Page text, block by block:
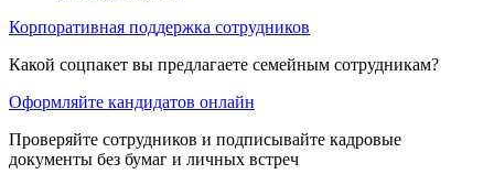
Корпоративная поддержка сотрудников
Какой соцпакет вы предлагаете семейным сотрудникам?
Оформляйте кандидатов онлайн
Проверяйте сотрудников и подписывайте кадровые
документы без бумаг и личных встреч